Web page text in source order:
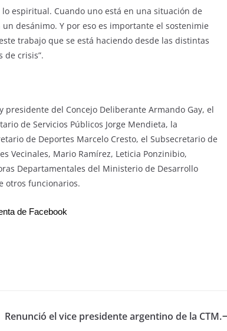
espiritual. Cuando uno está en una situación de
desánimo​. ​Y por eso es importante el sostenimi​e​
trabajo que se está haciendo desde las distintas
de crisis”.
del Concejo Deliberante Armando Gay, ​el
de Servicios Públicos Jorge Mendieta, la
de Deportes Marcelo Cresto, el Subsecretario de
Vecinales, Mario Ramírez, Leticia Ponzinibio,
Departamentales del Ministerio de Desarrollo
otros funcionarios.
de Facebook
Renunció el vice presidente argentino de la CTM.